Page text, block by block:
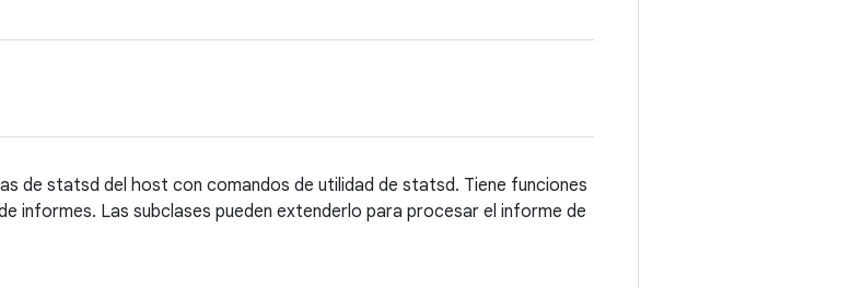
de statsd del host con comandos de utilidad de statsd. Tiene funciones
informes. Las subclases pueden extenderlo para procesar el informe de